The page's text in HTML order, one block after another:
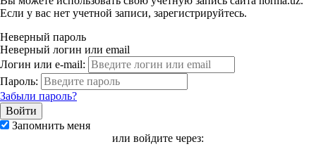
Если у вас нет учетной записи, зарегистрируйтесь.
Неверный пароль
Неверный логин или email
Логин или e-mail:
Пароль:
Забыли пароль?
Запомнить меня
или войдите через: